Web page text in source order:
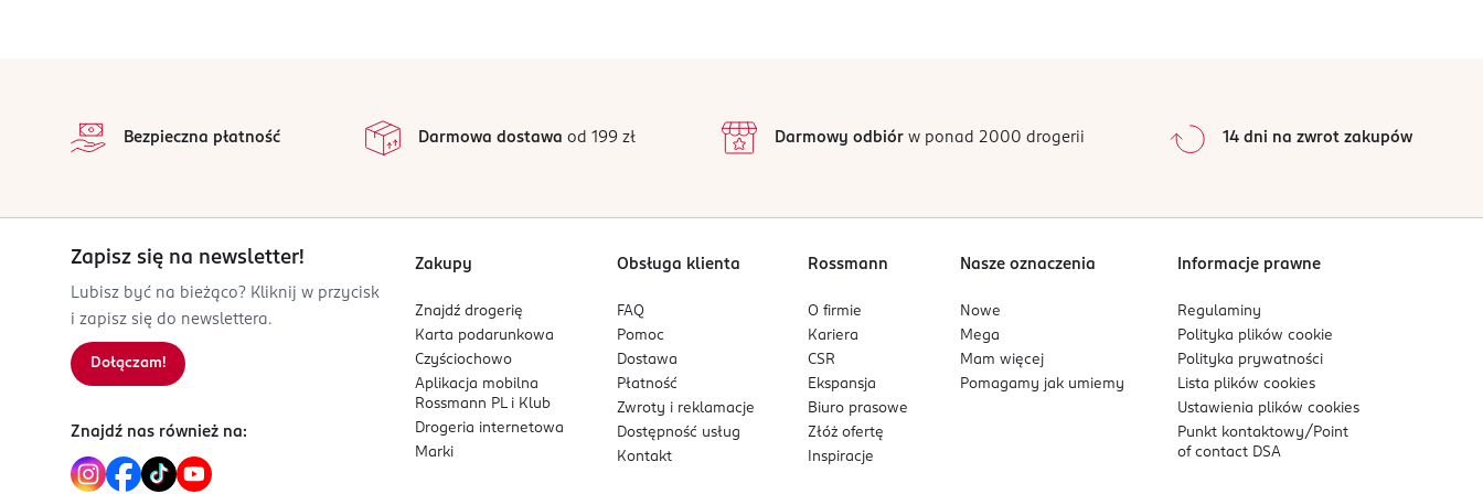
3 607345 064505
2
1
0%
Sortowanie wgdata: od najnowszej
Bezpieczna płatność Darmowa dostawa od 199 zł Darmowy odbiórw ponad 2000 drogerii 14 dni na zwrot zakupów
Zapisz się na newsletter!
Lubisz być na bieżąco? Kliknij w przycisk
i zapisz się do newslettera.
Dołączam!
Znajdź nas również na:
Zakupy
Znajdź drogerię
Karta podarunkowa
Czyściochowo
Aplikacja mobilna
Rossmann PL i Klub
Drogeria internetowa
Marki
Obsługa klienta
FAQ
Pomoc
Dostawa
Płatność
Zwroty i reklamacje
Dostępność usług
Kontakt
Rossmann
O firmie
Kariera
CSR
Ekspansja
Biuro prasowe
Złóż ofertę
Inspiracje
Nasze oznaczenia
Nowe
Mega
Mam więcej
Pomagamy jak umiemy
Informacje prawne
Regulaminy
Polityka plikówcookie
Polityka prywatności
Lista plikówcookies
Ustawienia plikówcookies
Punkt kontaktowy/ Point
of contact DSA